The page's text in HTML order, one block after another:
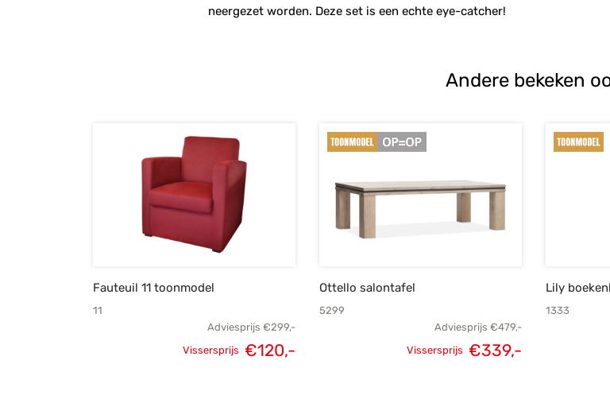
neergezet worden. Deze set is een echte eye-catcher!
Andere bekeken
Fauteuil 11 toonmodel
11
Adviesprijs €299,-
Vissersprijs €120,-
Ottello salontafel
5299
Adviesprijs €479,-
Vissersprijs €339,-
Lily
1333